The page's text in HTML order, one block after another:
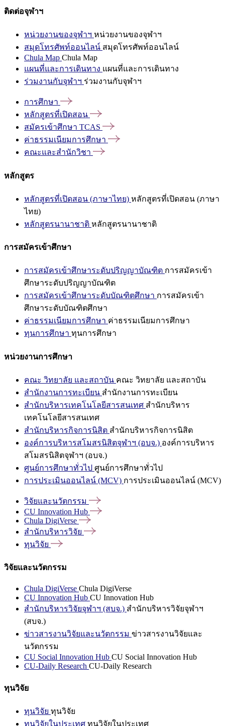
ติดต่อจุฬาฯ
หน่วยงานของจุฬาฯ หน่วยงานของจุฬาฯ
สมุดโทรศัพท์ออนไลน์ สมุดโทรศัพท์ออนไลน์
Chula Map Chula Map
แผนที่และการเดินทาง แผนที่และการเดินทาง
ร่วมงานกับจุฬาฯ ร่วมงานกับจุฬาฯ
การศึกษา
หลักสูตรที่เปิดสอน
สมัครเข้าศึกษา TCAS
ค่าธรรมเนียมการศึกษา
คณะและสำนักวิชา
หลักสูตร
หลักสูตรที่เปิดสอน (ภาษาไทย) หลักสูตรที่เปิดสอน (ภาษา
ไทย)
หลักสูตรนานาชาติ หลักสูตรนานาชาติ
การสมัครเข้าศึกษา
การสมัครเข้าศึกษาระดับปริญญาบัณฑิต การสมัครเข้า
ศึกษาระดับปริญญาบัณฑิต
การสมัครเข้าศึกษาระดับบัณฑิตศึกษา การสมัครเข้า
ศึกษาระดับบัณฑิตศึกษา
ค่าธรรมเนียมการศึกษา ค่าธรรมเนียมการศึกษา
ทุนการศึกษา ทุนการศึกษา
หน่วยงานการศึกษา
คณะ วิทยาลัย และสถาบัน คณะ วิทยาลัย และสถาบัน
สำนักงานการทะเบียน สำนักงานการทะเบียน
สำนักบริหารเทคโนโลยีสารสนเทศ สำนักบริหาร
เทคโนโลยีสารสนเทศ
สำนักบริหารกิจการนิสิต สำนักบริหารกิจการนิสิต
องค์การบริหารสโมสรนิสิตจุฬาฯ (อบจ.) องค์การบริหาร
สโมสรนิสิตจุฬาฯ (อบจ.)
ศูนย์การศึกษาทั่วไป ศูนย์การศึกษาทั่วไป
การประเมินออนไลน์ (MCV) การประเมินออนไลน์ (MCV)
วิจัยและนวัตกรรม
CU Innovation Hub
Chula DigiVerse
สำนักบริหารวิจัย
ทุนวิจัย
วิจัยและนวัตกรรม
Chula DigiVerse Chula DigiVerse
CU Innovation Hub CU Innovation Hub
สำนักบริหารวิจัยจุฬาฯ (สบจ.) สำนักบริหารวิจัยจุฬาฯ
(สบจ.)
ข่าวสารงานวิจัยและนวัตกรรม ข่าวสารงานวิจัยและ
นวัตกรรม
CU Social Innovation Hub CU Social Innovation Hub
CU-Daily Research CU-Daily Research
ทุนวิจัย
ทุนวิจัย ทุนวิจัย
ทุนวิจัยในประเทศ ทุนวิจัยในประเทศ